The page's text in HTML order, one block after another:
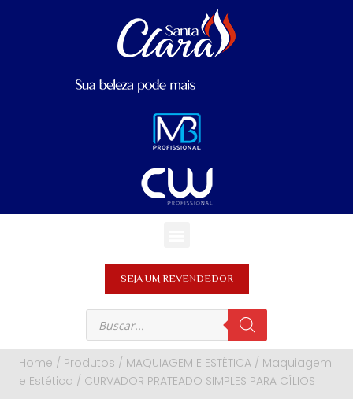
SEJA UM REVENDEDOR
Home / Produtos / MAQUIAGEM E ESTÉTICA / Maquiagem
e Estética / CURVADOR PRATEADO SIMPLES PARA CÍLIOS